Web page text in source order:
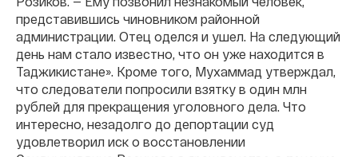
представившись чиновником районной
администрации. Отец оделся и ушел. На следующий
день нам стало известно, что он уже находится в
Таджикистане». Кроме того, Мухаммад утверждал,
что следователи попросили взятку в один млн
рублей для прекращения уголовного дела. Что
интересно, незадолго до депортации суд
удовлетворил иск о восстановлении